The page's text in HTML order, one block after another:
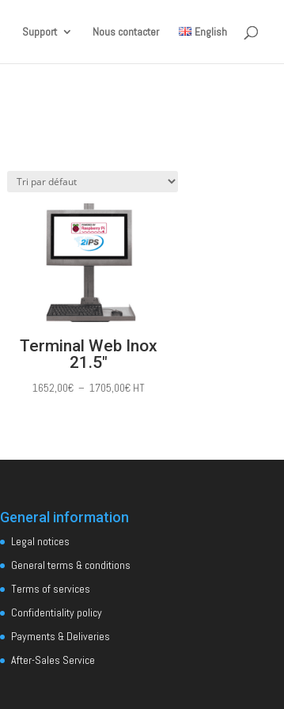
Support Nous contacter English
Terminal Web Inox
21.5″
1652,00€ – 1705,00€Plage
à
HT
General information
Legal notices
General terms & conditions
Terms of services
Confidentiality policy
Payments & Deliveries
After-Sales Service